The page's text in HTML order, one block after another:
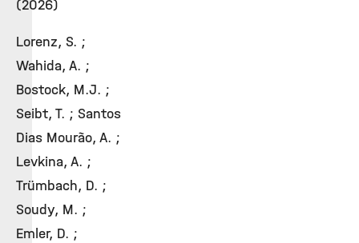
(2026)
Lorenz, S. ;
Wahida, A. ;
Bostock, M.J. ;
Seibt, T. ; Santos
Dias Mourão, A. ;
Levkina, A. ;
Trümbach, D. ;
Soudy, M. ;
Emler, D. ;